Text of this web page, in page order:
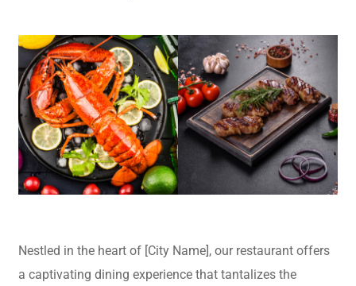
Nestled in the heart of [City Name], our restaurant offers
a captivating dining experience that tantalizes the